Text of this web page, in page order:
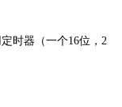
时器（一个16位，2